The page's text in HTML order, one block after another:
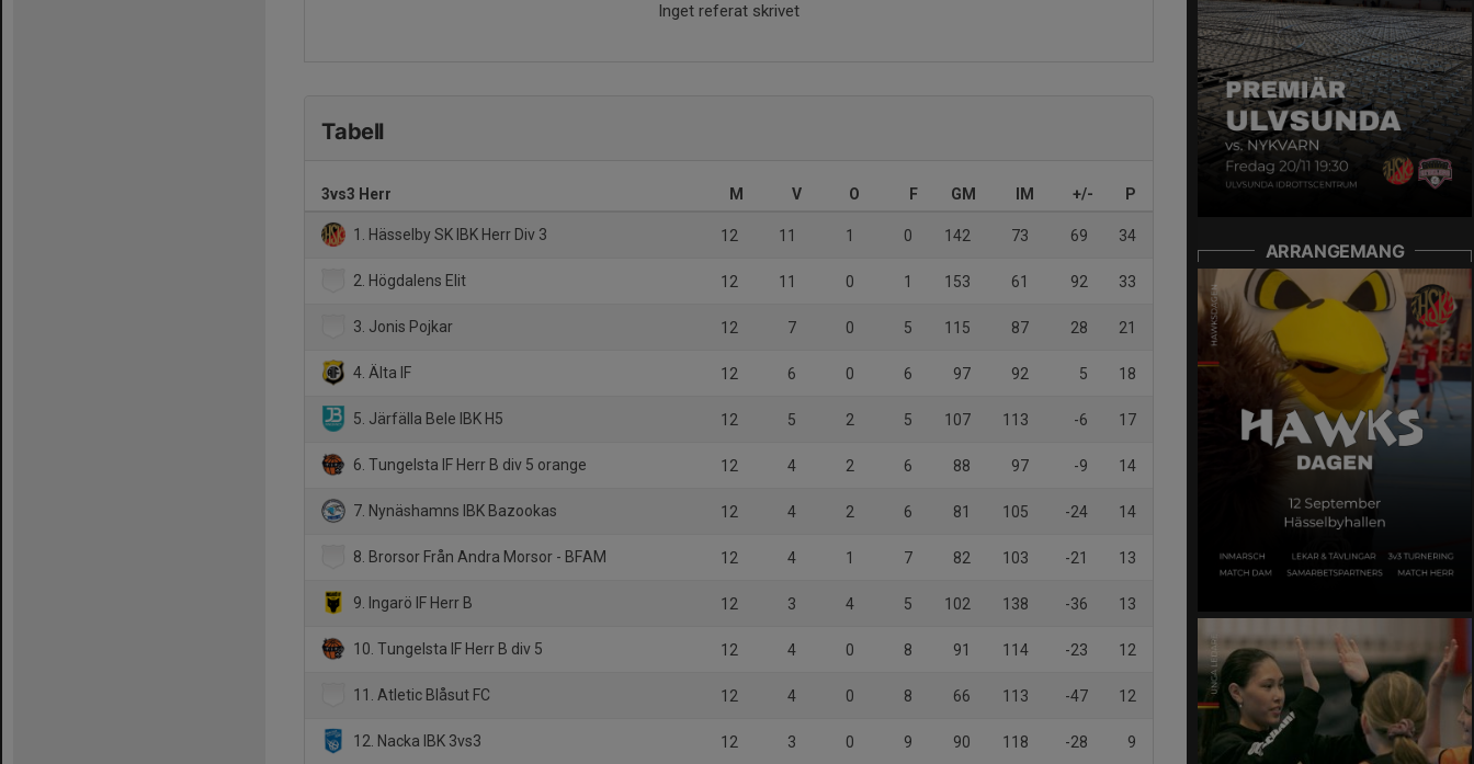
Inget referat skrivet
Tabell
3vs3 Herr M V O F GM IM +/- P
1. Hässelby SK IBK Herr Div 3 12 11 1 0 142 73 69 34
2. Högdalens Elit 12 11 0 1 153 61 92 33
3. Jonis Pojkar 12 7 0 5 115 87 28 21
4. Älta IF 12 6 0 6 97 92 5 18
5. Järfälla Bele IBK H5 12 5 2 5 107 113 -6 17
6. Tungelsta IF Herr B div 5 orange 12 4 2 6 88 97 -9 14
7. Nynäshamns IBK Bazookas 12 4 2 6 81 105 -24 14
8. Brorsor Från Andra Morsor - BFAM 12 4 1 7 82 103 -21 13
9. Ingarö IF Herr B 12 3 4 5 102 138 -36 13
10. Tungelsta IF Herr B div 5 12 4 0 8 91 114 -23 12
11. Atletic Blåsut FC 12 4 0 8 66 113 -47 12
12. Nacka IBK 3vs3 12 3 0 9 90 118 -28 9
ARRANGEMANG